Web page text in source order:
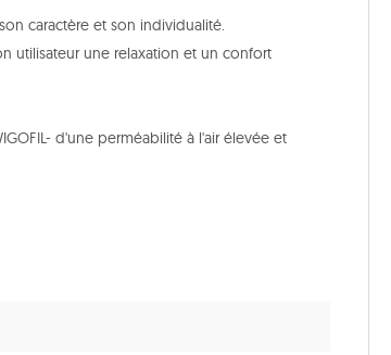
caractère et son individualité.
utilisateur une relaxation et un confort
d'une perméabilité à l'air élevée et